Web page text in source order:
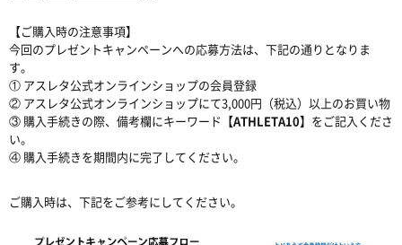
【ご購入時の注意事項】
今回のプレゼントキャンペーンへの応募方法は、下記の通りとなりま
す。
① アスレタ公式オンラインショップの会員登録
② アスレタ公式オンラインショップにて3,000円（税込）以上のお買い物
③ 購入手続きの際、備考欄にキーワード 【ATHLETA10】 をご記入くださ
い。
④ 購入手続きを期間内に完了してください。
ご購入時は、下記をご参考にしてください。